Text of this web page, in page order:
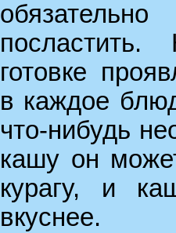
готовке
в каждое
что-нибудь
кашу он
курагу, и
вкуснее.